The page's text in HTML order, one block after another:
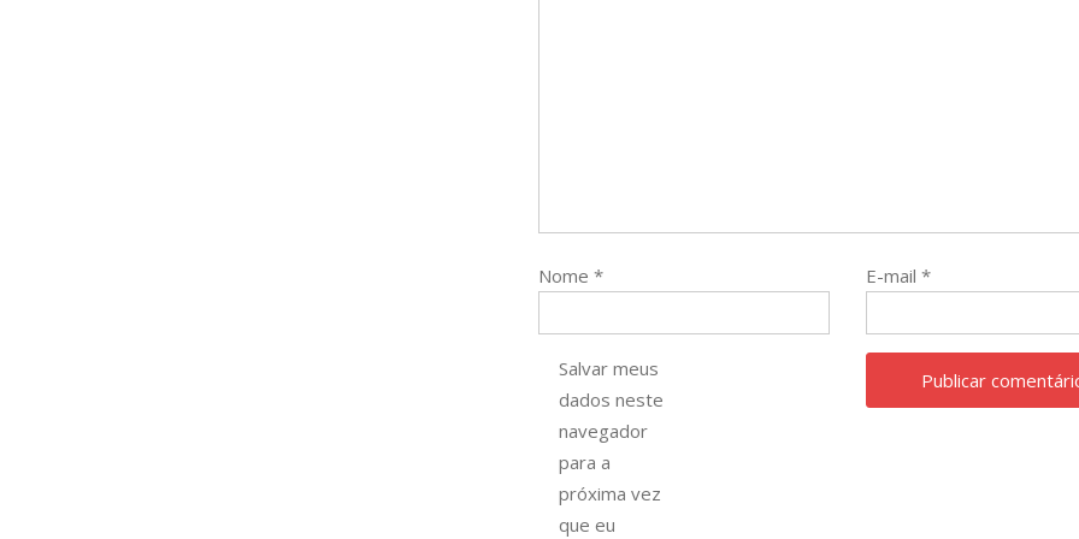
Nome * E-mail *
Salvar meus
dados neste
navegador
para a
próxima vez
que eu